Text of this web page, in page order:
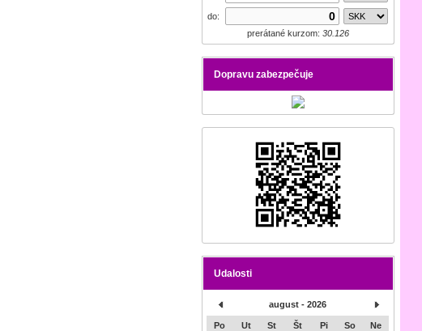
do:
prerátané kurzom: 30.126
Dopravu zabezpečuje
Udalosti
august - 2026
Po Ut St Št Pi So Ne